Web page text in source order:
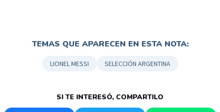
TEMAS QUE APARECEN EN ESTA NOTA:
LIONEL MESSI SELECCIÓN ARGENTINA
SI TE INTERESÓ, COMPARTILO